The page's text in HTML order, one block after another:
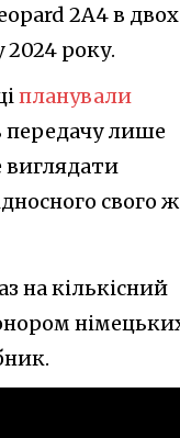
2A4 в двох
року.
планували
передачу лише
виглядати
свого ж
на кількісний